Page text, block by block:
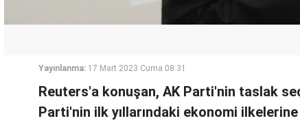
Yayınlanma: 17 Mart 2023 Cuma 08:31
Reuters'a konuşan, AK Parti'nin taslak
Parti'nin ilk yıllarındaki ekonomi